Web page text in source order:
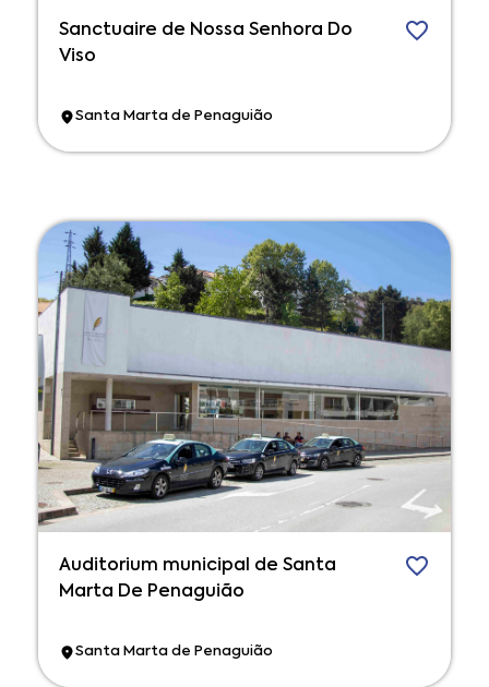
Sanctuaire de Nossa Senhora Do
Viso
Santa Marta de Penaguião
Auditorium municipal de Santa
Marta De Penaguião
Santa Marta de Penaguião